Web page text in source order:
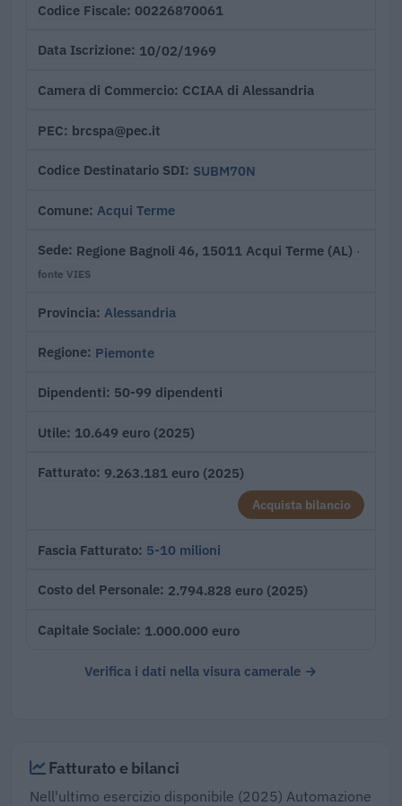
Codice Fiscale 00226870061
Data Iscrizione 10/02/1969
Camera di Commercio CCIAA di Alessandria
PEC brcspa@pec.it
Codice Destinatario SDI SUBM70N
Comune Acqui Terme
Sede Regione Bagnoli 46, 15011 Acqui Terme (AL) ·
fonte VIES
Provincia Alessandria
Regione Piemonte
Dipendenti 50-99 dipendenti
Utile 10.649 euro (2025)
Fatturato 9.263.181 euro (2025)
Acquista bilancio
Fascia Fatturato 5-10 milioni
Costo del Personale 2.794.828 euro (2025)
Capitale Sociale 1.000.000 euro
Verifica i dati nella visura camerale →
Fatturato e bilanci
Nell'ultimo esercizio disponibile (2025) Automazione